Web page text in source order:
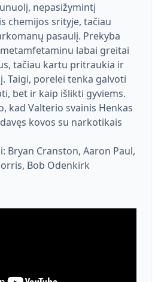
nepasižymintį
chemijos srityje, tačiau
pasaulį. Prekyba
labai greitai
tačiau kartu pritraukia ir
Taigi, porelei tenka galvoti
bet ir kaip išlikti gyviems.
kad Valterio svainis Henkas
kovos su narkotikais
Bryan Cranston, Aaron Paul,
Bob Odenkirk